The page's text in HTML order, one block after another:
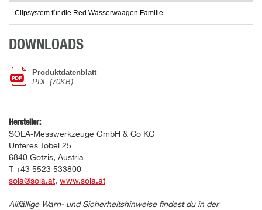
Clipsystem für die Red Wasserwaagen Familie
DOWNLOADS
Produktdatenblatt
PDF (70KB)
Hersteller:
SOLA-Messwerkzeuge GmbH & Co KG
Unteres Tobel 25
6840 Götzis, Austria
T +43 5523 533800
sola@sola.at, www.sola.at
Allfällige Warn- und Sicherheitshinweise findest du in der